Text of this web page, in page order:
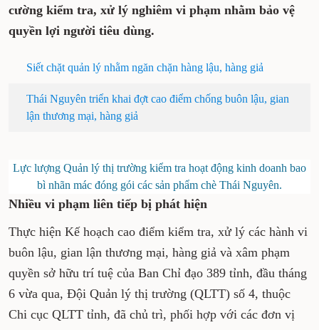
cường kiểm tra, xử lý nghiêm vi phạm nhằm bảo vệ
quyền lợi người tiêu dùng.
Siết chặt quản lý nhằm ngăn chặn hàng lậu, hàng giả
Thái Nguyên triển khai đợt cao điểm chống buôn lậu, gian
lận thương mại, hàng giả
Lực lượng Quản lý thị trường kiểm tra hoạt động kinh doanh bao
bì nhãn mác đóng gói các sản phẩm chè Thái Nguyên.
Nhiều vi phạm liên tiếp bị phát hiện
Thực hiện Kế hoạch cao điểm kiểm tra, xử lý các hành vi
buôn lậu, gian lận thương mại, hàng giả và xâm phạm
quyền sở hữu trí tuệ của Ban Chỉ đạo 389 tỉnh, đầu tháng
6 vừa qua, Đội Quản lý thị trường (QLTT) số 4, thuộc
Chi cục QLTT tỉnh, đã chủ trì, phối hợp với các đơn vị